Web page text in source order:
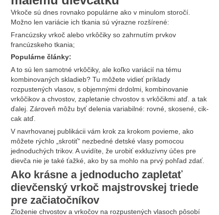
Vrkoče sú dnes rovnako populárne ako v minulom storočí.
Možno len variácie ich tkania sú výrazne rozšírené:
Francúzsky vrkoč alebo vrkôčiky so zahrnutím prvkov
francúzskeho tkania;
Populárne články:
A to sú len samotné vrkôčiky, ale koľko variácií na tému
kombinovaných skladieb? Tu môžete vidieť príklady
rozpustených vlasov, s objemnými drdolmi, kombinovanie
vrkôčikov a chvostov, zapletanie chvostov s vrkôčikmi atď. a tak
ďalej. Zároveň môžu byť delenia variabilné: rovné, skosené, cik-
cak atď.
V navrhovanej publikácii vám krok za krokom povieme, ako
môžete rýchlo „skrotiť“ nezbedné detské vlasy pomocou
jednoduchých trikov. A uvidíte, že urobiť exkluzívny účes pre
dievča nie je také ťažké, ako by sa mohlo na prvý pohľad zdať.
Ako krásne a jednoducho zapletať
dievčenský vrkoč majstrovskej triede
pre začiatočníkov
Zloženie chvostov a vrkočov na rozpustených vlasoch pôsobí